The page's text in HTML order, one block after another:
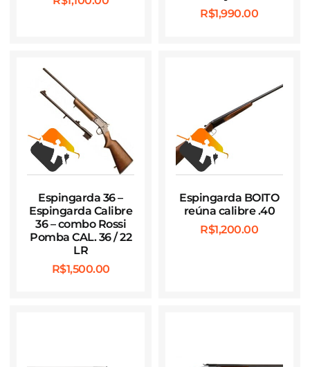
R$1,990.00
Espingarda 36 –
Espingarda Calibre
36 – combo Rossi
Pomba CAL. 36 / 22
LR
R$1,500.00
Espingarda BOITO
reúna calibre .40
R$1,200.00